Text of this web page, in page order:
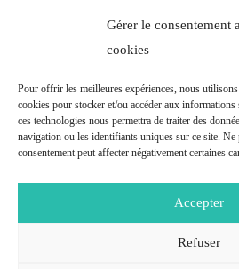
Gérer le consentement
cookies
Pour offrir les meilleures expériences, nous
cookies pour stocker et/ou accéder aux
ces technologies nous permettra de traiter des
navigation ou les identifiants uniques sur ce site.
consentement peut affecter négativement certaines
Accepter
Refuser
Prendre
Remboursement possible par
selon les clauses de votre
Nutritionniste agréée ASCA (N°